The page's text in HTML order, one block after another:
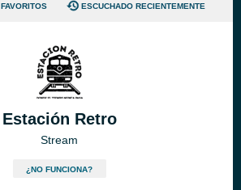
FAVORITOS ESCUCHADO RECIENTEMENTE
Estación Retro
Stream
¿NO FUNCIONA?